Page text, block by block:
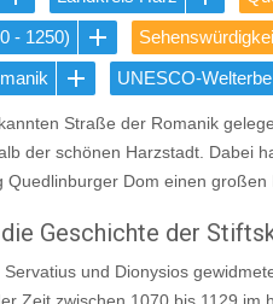
- 1250)
UNESCO-Welterbe
Straße der Romanik
der schönen Harzstadt. Dabei
Quedlinburger Dom einen großen
Geschichte der
und Dionysios